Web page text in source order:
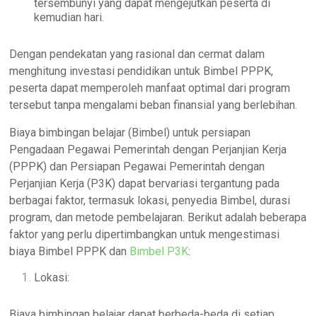
tersembunyi yang dapat mengejutkan peserta di
kemudian hari.
Dengan pendekatan yang rasional dan cermat dalam
menghitung investasi pendidikan untuk Bimbel PPPK,
peserta dapat memperoleh manfaat optimal dari program
tersebut tanpa mengalami beban finansial yang berlebihan.
Biaya bimbingan belajar (Bimbel) untuk persiapan
Pengadaan Pegawai Pemerintah dengan Perjanjian Kerja
(PPPK) dan Persiapan Pegawai Pemerintah dengan
Perjanjian Kerja (P3K) dapat bervariasi tergantung pada
berbagai faktor, termasuk lokasi, penyedia Bimbel, durasi
program, dan metode pembelajaran. Berikut adalah beberapa
faktor yang perlu dipertimbangkan untuk mengestimasi
biaya Bimbel PPPK dan Bimbel P3K:
Lokasi: